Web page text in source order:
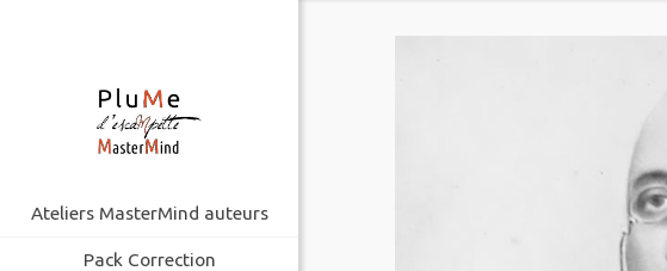
Ateliers MasterMind auteurs
Pack Correction